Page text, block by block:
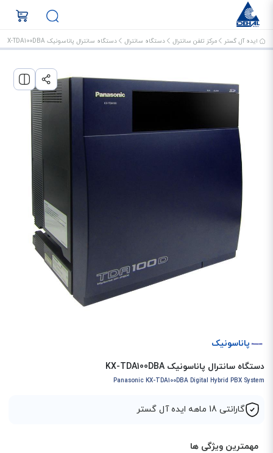
ایده آل گستر مرکز تلفن سانترال دستگاه سانترال دستگاه سانترال پاناسونیک KX-TDA100DBA
پاناسونیک
دستگاه سانترال پاناسونیک KX-TDA100DBA
Panasonic KX-TDA100DBA Digital Hybrid PBX System
گارانتی 18 ماهه ایده آل گستر
مهمترین ویژگی ها